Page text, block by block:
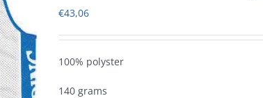
€43,06
100% polyster
140 grams